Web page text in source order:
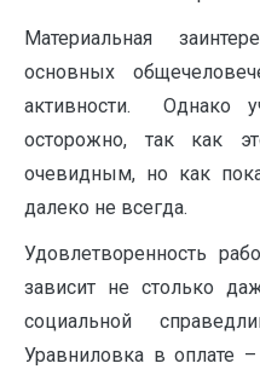
Материальная
основных
активности. Однако
осторожно, так как
очевидным, но как
далеко не всегда.
Удовлетворенность
зависит не столько
социальной
Уравниловка в оплате